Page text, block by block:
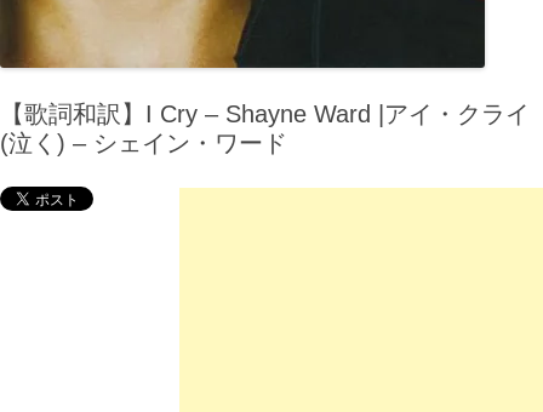
【歌詞和訳】I Cry – Shayne Ward |アイ・クライ
(泣く) – シェイン・ワード